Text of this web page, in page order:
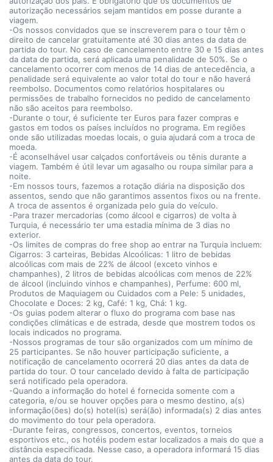
autorização necessários sejam mantidos em posse durante a
viagem.
-Os nossos convidados que se inscreverem para o tour têm o
direito de cancelar gratuitamente até 30 dias antes da data de
partida do tour. No caso de cancelamento entre 30 e 15 dias antes
da data de partida, será aplicada uma penalidade de 50%. Se o
cancelamento ocorrer com menos de 14 dias de antecedência, a
penalidade será equivalente ao valor total do tour e não haverá
reembolso. Documentos como relatórios hospitalares ou
permissões de trabalho fornecidos no pedido de cancelamento
não são aceitos para reembolso.
-Durante o tour, é suficiente ter Euros para fazer compras e
gastos em todos os países incluídos no programa. Em regiões
onde são utilizadas moedas locais, o guia ajudará com a troca de
moeda.
-É aconselhável usar calçados confortáveis ou tênis durante a
viagem. Também é útil levar um agasalho ou roupa similar para a
noite.
-Em nossos tours, fazemos a rotação diária na disposição dos
assentos, sendo que não garantimos assentos fixos ou na frente.
A troca de assentos é organizada pelo guia do veículo.
-Para trazer mercadorias (como álcool e cigarros) de volta à
Turquia, é necessário ter uma estadia mínima de 3 dias no
exterior.
-Os limites de compras do free shop ao entrar na Turquia incluem:
Cigarros: 3 carteiras, Bebidas Alcoólicas: 1 litro de bebidas
alcoólicas com mais de 22% de álcool (exceto vinhos e
champanhes), 2 litros de bebidas alcoólicas com menos de 22%
de álcool (incluindo vinhos e champanhes), Perfume: 600 ml,
Produtos de Maquiagem ou Cuidados com a Pele: 5 unidades,
Chocolate e Doces: 2 kg, Café: 1 kg, Chá: 1 kg.
-Os guias podem alterar o fluxo do programa com base nas
condições climáticas e de estrada, desde que mostrem todos os
locais indicados no programa.
-Nossos programas de tour são organizados com um mínimo de
25 participantes. Se não houver participação suficiente, a
notificação de cancelamento ocorrerá 20 dias antes da data de
partida do tour. O tour cancelado devido à falta de participação
será notificado pela operadora.
-Quando a informação do hotel é fornecida somente com a
categoria, e/ou se houver opções para o mesmo destino, a(s)
informação(ões) do(s) hotel(is) será(ão) informada(s) 2 dias antes
do movimento do tour pela operadora.
-Durante feiras, congressos, concertos, eventos, torneios
esportivos etc., os hotéis podem estar localizados a mais do que a
distância especificada. Nesse caso, a operadora informará 15 dias
antes da data do tour.